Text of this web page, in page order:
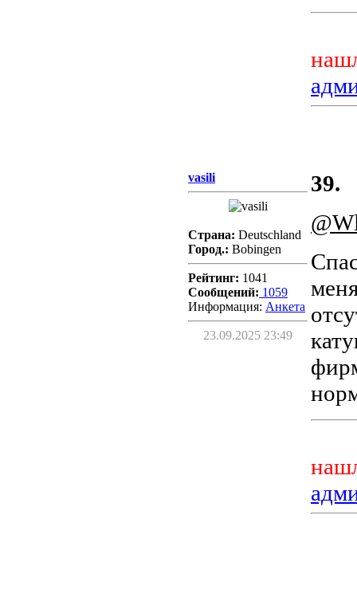
vasili
Страна: Deutschland
Город.: Bobingen
Рейтинг: 1041
Сообщений: 1059
Информация: Aнкета
23.09.2025 23:49
39.